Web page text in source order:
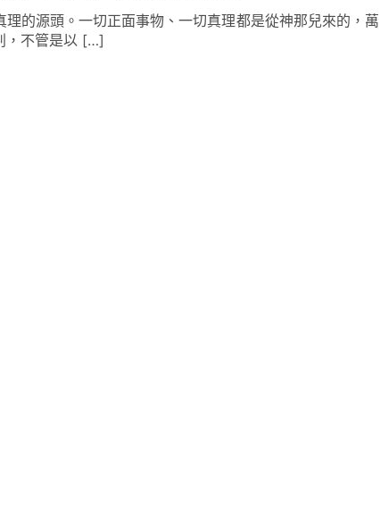
的源頭。一切正面事物、一切真理都是從神那兒來的，萬
，不管是以 […]